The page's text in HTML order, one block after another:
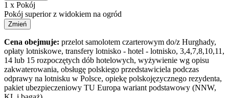
1 x Pokój
Pokój superior z widokiem na ogród
Zmień
Cena obejmuje: przelot samolotem czarterowym do/z Hurghady,
opłaty lotniskowe, transfery lotnisko - hotel - lotnisko, 3,4,7,8,10,11,
14 lub 15 rozpoczętych dób hotelowych, wyżywienie wg opisu
zakwaterowania, obsługę polskiego przedstawiciela podczas
odprawy na lotnisku w Polsce, opiekę polskojęzycznego rezydenta,
pakiet ubezpieczeniowy TU Europa wariant podstawowy (NNW,